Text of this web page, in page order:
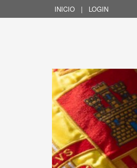
INICIO | LOGIN